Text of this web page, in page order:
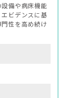
備や病床機能
ビデンスに基
性を高め続け